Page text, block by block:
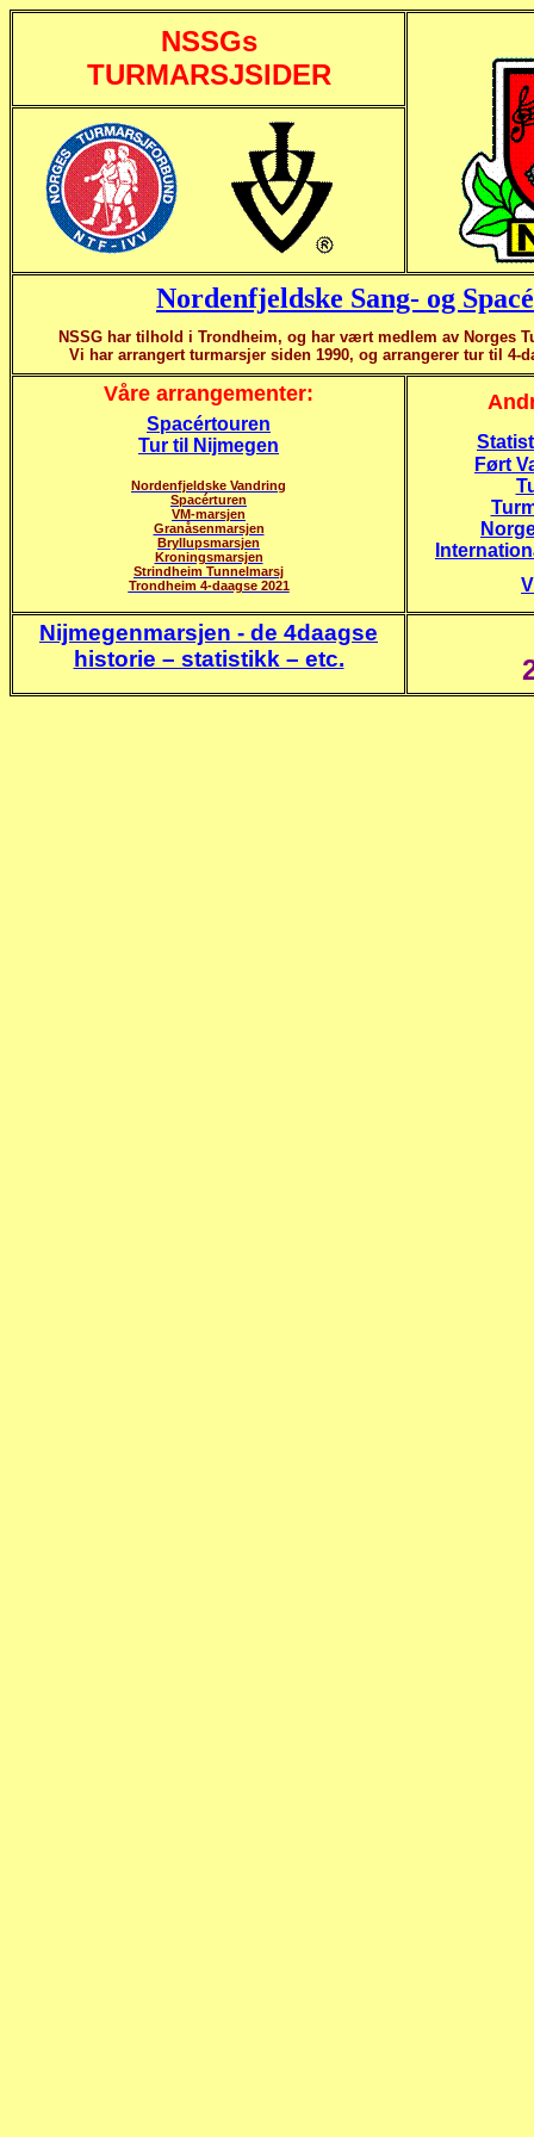
NSSGs
TURMARSJSIDER
Nordenfjeldske Sang- og
NSSG har tilhold i Trondheim, og har vært medlem av Norges
Vi har arrangert turmarsjer siden 1990, og arrangerer tur til 4-
Våre arrangementer:
Spacértouren
Tur til Nijmegen
Nordenfjeldske Vandring
Spacérturen
VM-marsjen
Granåsenmarsjen
Bryllupsmarsjen
Kroningsmarsjen
Strindheim Tunnelmarsj
Trondheim 4-daagse 2021
Ført
Nijmegenmarsjen - de 4daagse
historie – statistikk – etc.